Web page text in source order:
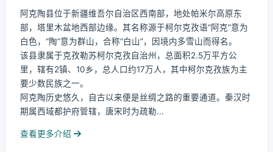
阿克陶县位于新疆维吾尔自治区西南部，地处帕米尔高原东
部，塔里木盆地西部边缘。其名称源于柯尔克孜语“阿克”意为
白色，“陶”意为群山，合称“白山”，因境内多雪山而得名。
该县隶属于克孜勒苏柯尔克孜自治州，总面积2.5万平方公
里，辖有2镇、10乡，总人口约17万人，其中柯尔克孜族为主
要少数民族之一。
阿克陶历史悠久，自古以来便是丝绸之路的重要通道。秦汉时
期属西域都护府管辖，唐宋时为疏勒...
查看更多介绍